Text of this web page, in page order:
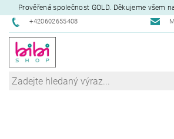
Prověřená společnost GOLD. Děkujeme všem
+420602655408